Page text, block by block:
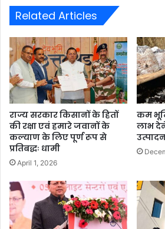
Related Articles
राज्य सरकार किसानों के हितों
की रक्षा एवं हमारे जवानों के
कल्याण के लिए पूर्ण रूप से
प्रतिबद्धः धामी
April 1, 2026
कम
लाभ